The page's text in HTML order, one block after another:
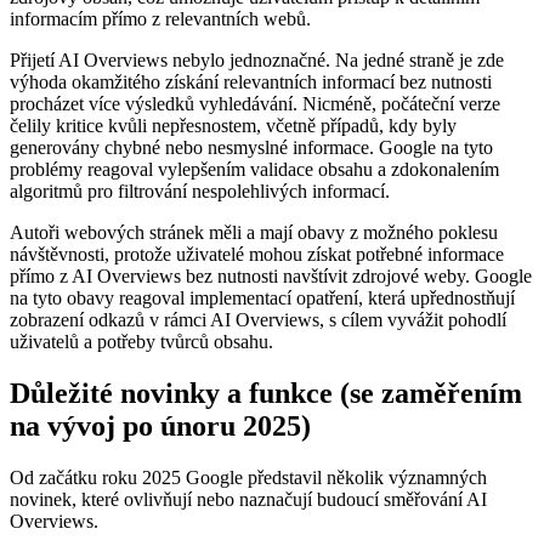
informacím přímo z relevantních webů.
Přijetí AI Overviews nebylo jednoznačné. Na jedné straně je zde
výhoda okamžitého získání relevantních informací bez nutnosti
procházet více výsledků vyhledávání. Nicméně, počáteční verze
čelily kritice kvůli nepřesnostem, včetně případů, kdy byly
generovány chybné nebo nesmyslné informace. Google na tyto
problémy reagoval vylepšením validace obsahu a zdokonalením
algoritmů pro filtrování nespolehlivých informací.
Autoři webových stránek měli a mají obavy z možného poklesu
návštěvnosti, protože uživatelé mohou získat potřebné informace
přímo z AI Overviews bez nutnosti navštívit zdrojové weby. Google
na tyto obavy reagoval implementací opatření, která upřednostňují
zobrazení odkazů v rámci AI Overviews, s cílem vyvážit pohodlí
uživatelů a potřeby tvůrců obsahu.
Důležité novinky a funkce (se zaměřením
na vývoj po únoru 2025)
Od začátku roku 2025 Google představil několik významných
novinek, které ovlivňují nebo naznačují budoucí směřování AI
Overviews.